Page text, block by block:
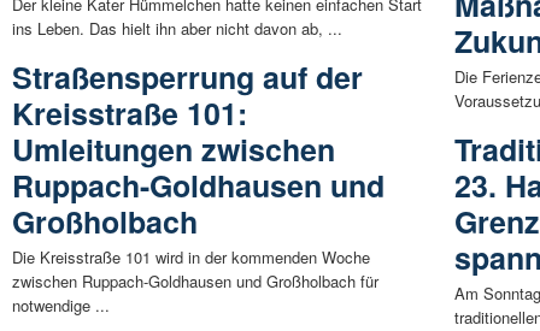
Der kleine Kater Hümmelchen hatte keinen einfachen Start
ins Leben. Das hielt ihn aber nicht davon ab, ...
Straßensperrung auf der
Kreisstraße 101:
Umleitungen zwischen
Ruppach-Goldhausen und
Großholbach
Die Kreisstraße 101 wird in der kommenden Woche
zwischen Ruppach-Goldhausen und Großholbach für
notwendige ...
Die
23.
Am